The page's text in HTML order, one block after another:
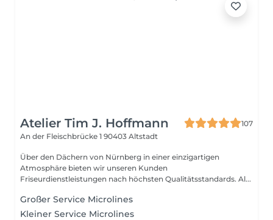
Atelier Tim J. Hoffmann
107
An der Fleischbrücke 1 90403 Altstadt
Über den Dächern von Nürnberg in einer einzigartigen
Atmosphäre bieten wir unseren Kunden
Friseurdienstleistungen nach höchsten Qualitätsstandards. Al...
Großer Service Microlines
Kleiner Service Microlines